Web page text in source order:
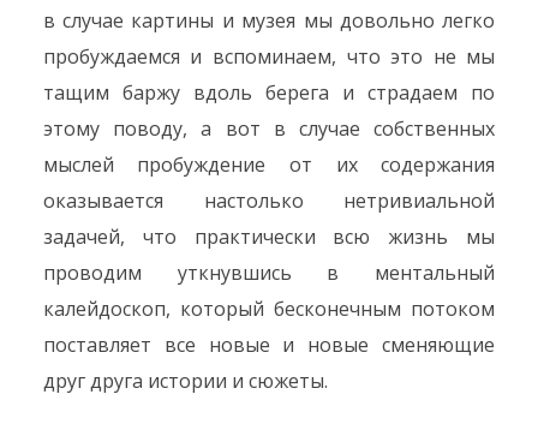
в случае картины и музея мы довольно легко
пробуждаемся и вспоминаем, что это не мы
тащим баржу вдоль берега и страдаем по
этому поводу, а вот в случае собственных
мыслей пробуждение от их содержания
оказывается настолько нетривиальной
задачей, что практически всю жизнь мы
проводим уткнувшись в ментальный
калейдоскоп, который бесконечным потоком
поставляет все новые и новые сменяющие
друг друга истории и сюжеты.